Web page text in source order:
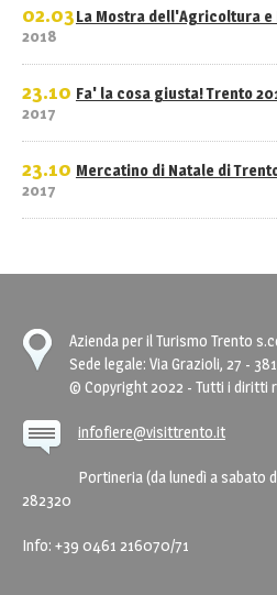
02.03
2018
La Mostra dell'Agricoltura e
23.10
2017
Fa' la cosa giusta! Trento
23.10
2017
Mercatino di Natale di
Azienda per il Turismo Trento
Sede legale: Via Grazioli, 27 -
© Copyright 2022 - Tutti i diritti
infofiere@visittrento.it
Portineria (da lunedì a sabato
282320
Info: +39 0461 216070/71